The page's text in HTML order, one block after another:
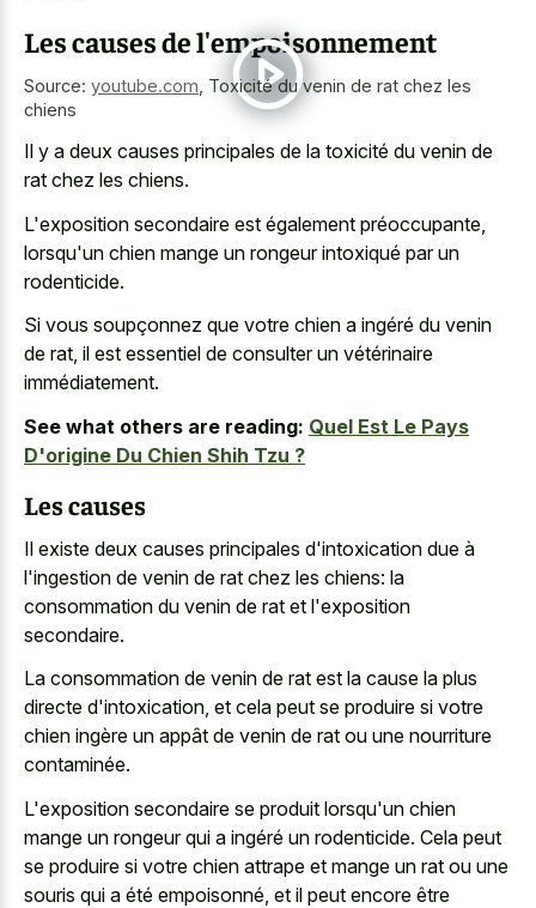
Les causes de l'empoisonnement
Source: youtube.com Toxicité du venin de rat chez les
chiens
Il y a deux causes principales de la toxicité du venin de
rat chez les chiens.
L'exposition secondaire est également préoccupante,
lorsqu'un chien mange un rongeur intoxiqué par un
rodenticide.
Si vous soupçonnez que votre chien a ingéré du venin
de rat, il est essentiel de consulter un vétérinaire
immédiatement.
See what others are reading: Quel Est Le Pays
D'origine Du Chien Shih Tzu ?
Les causes
Il existe deux causes principales d'intoxication due à
l'ingestion de venin de rat chez les chiens: la
consommation du venin de rat et l'exposition
secondaire.
La consommation de venin de rat est la cause la plus
directe d'intoxication, et cela peut se produire si votre
chien ingère un appât de venin de rat ou une nourriture
contaminée.
L'exposition secondaire se produit lorsqu'un chien
mange un rongeur qui a ingéré un rodenticide. Cela peut
se produire si votre chien attrape et mange un rat ou une
souris qui a été empoisonné, et il peut encore être